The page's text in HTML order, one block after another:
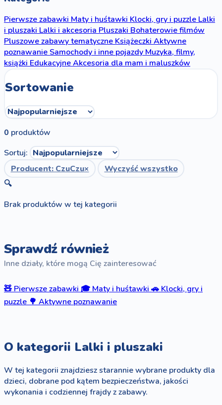
Pierwsze zabawkiMaty i huśtawkiKlocki, gry i puzzleLalki
i pluszakiLalki i akcesoriaPluszakiBohaterowie filmów
Pluszowe zabawy tematyczneKsiążeczkiAktywne
poznawanieSamochody i inne pojazdyMuzyka, filmy,
książkiEdukacyjneAkcesoria dla mam i maluszków
Sortowanie
0 produktów
Sortuj:
Producent: CzuCzu×
Wyczyść wszystko
🔍
Brak produktów w tej kategorii
Sprawdź również
Inne działy, które mogą Cię zainteresować
🧸 Pierwsze zabawki 🎓 Maty i huśtawki 🚗 Klocki, gry i
puzzle 🌳 Aktywne poznawanie
O kategorii Lalki i pluszaki
W tej kategorii znajdziesz starannie wybrane produkty dla
dzieci, dobrane pod kątem bezpieczeństwa, jakości
wykonania i codziennej frajdy z zabawy.